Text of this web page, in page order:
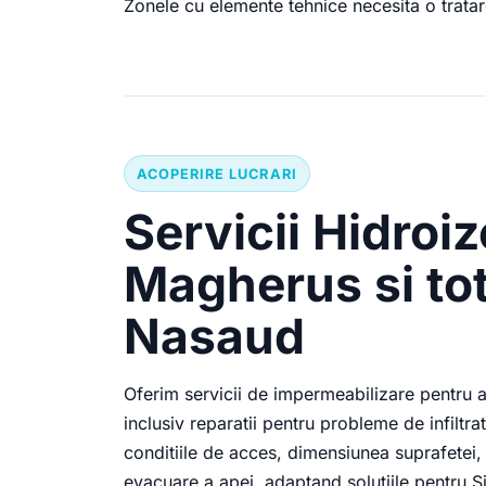
Zonele cu elemente tehnice necesita o
ACOPERIRE LUCRARI
Servicii
Magherus si
Nasaud
Oferim servicii de impermeabilizare pentru
inclusiv reparatii pentru probleme de
conditiile de acces, dimensiunea